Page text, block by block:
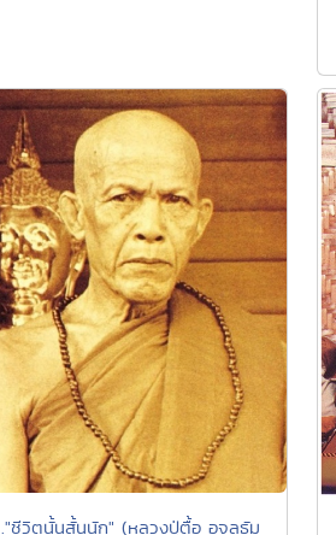
."ชีวิตนั้นสั้นนัก" (หลวงปู่ตื้อ อจลธัม